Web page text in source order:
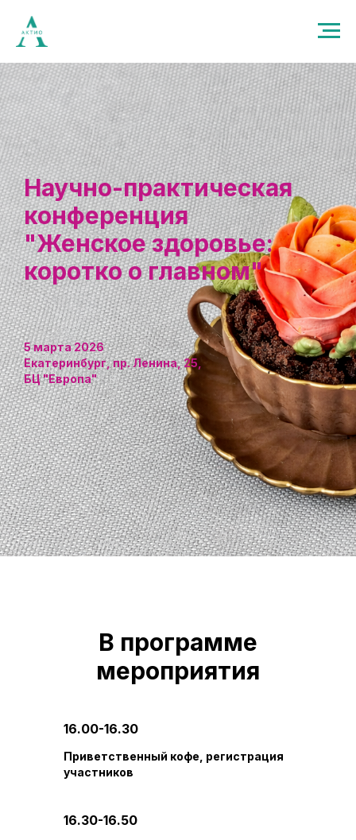
Научно-практическая
конференция
"Женское здоровье:
коротко о главном"
5 марта 2026
Екатеринбург, пр. Ленина, 25,
БЦ "Европа"
В программе
мероприятия
16.00-16.30
Приветственный кофе, регистрация
участников
16.30-16.50